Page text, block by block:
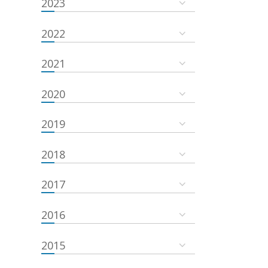
2023
2022
2021
2020
2019
2018
2017
2016
2015